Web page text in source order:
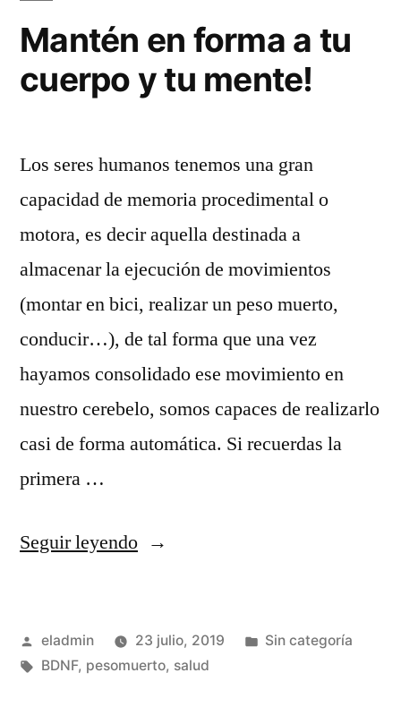
Mantén en forma a tu
cuerpo y tu mente!
Los seres humanos tenemos una gran
capacidad de memoria procedimental o
motora, es decir aquella destinada a
almacenar la ejecución de movimientos
(montar en bici, realizar un peso muerto,
conducir…), de tal forma que una vez
hayamos consolidado ese movimiento en
nuestro cerebelo, somos capaces de realizarlo
casi de forma automática. Si recuerdas la
primera …
Seguir leyendo«Mantén
a
Publicado
por
eladmin 23 julio, 2019
Publicado
Sin categoría
Etiquetas:
BDNF, pesomuerto, salud